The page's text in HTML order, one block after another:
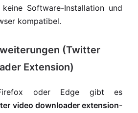
Software-Installation und
kompatibel.
(Twitter
Extension)
oder Edge gibt es
video downloader extension-